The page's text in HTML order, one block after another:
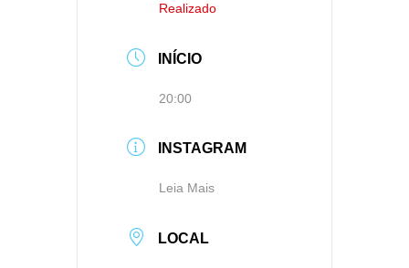
Realizado
INÍCIO
20:00
INSTAGRAM
Leia Mais
LOCAL